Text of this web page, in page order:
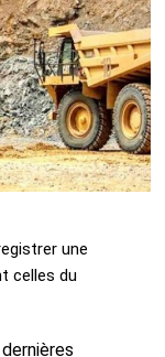
une
celles du